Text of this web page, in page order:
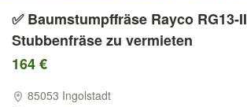
✅️ Baumstumpffräse Rayco RG13-II
Stubbenfräse zu vermieten
164 €
85053 Ingolstadt